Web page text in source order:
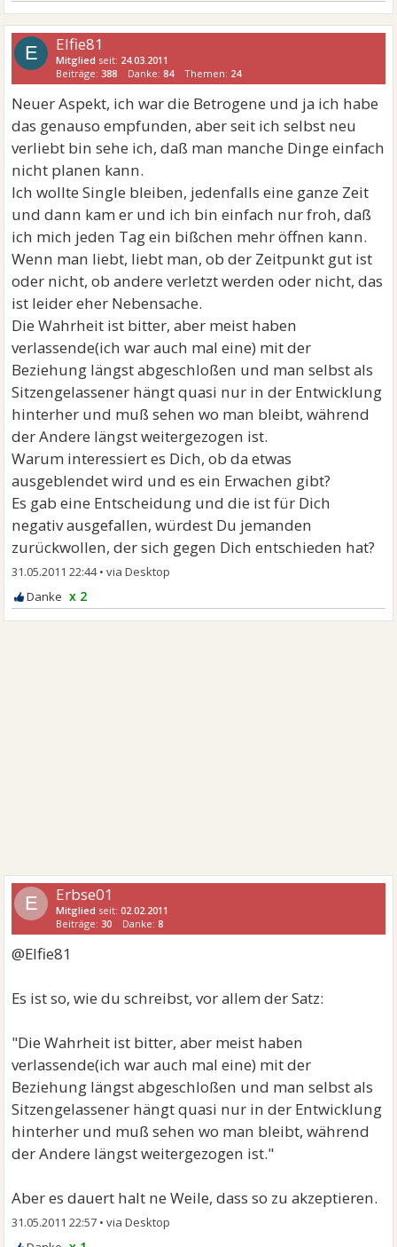
E Elfie81
Mitglied seit: 24.03.2011
Beiträge:388 Danke:84 Themen: 24
Neuer Aspekt, ich war die Betrogene und ja ich habe
das genauso empfunden, aber seit ich selbst neu
verliebt bin sehe ich, daß man manche Dinge einfach
nicht planen kann.
Ich wollte Single bleiben, jedenfalls eine ganze Zeit
und dann kam er und ich bin einfach nur froh, daß
ich mich jeden Tag ein bißchen mehr öffnen kann.
Wenn man liebt, liebt man, ob der Zeitpunkt gut ist
oder nicht, ob andere verletzt werden oder nicht, das
ist leider eher Nebensache.
Die Wahrheit ist bitter, aber meist haben
verlassende(ich war auch mal eine) mit der
Beziehung längst abgeschloßen und man selbst als
Sitzengelassener hängt quasi nur in der Entwicklung
hinterher und muß sehen wo man bleibt, während
der Andere längst weitergezogen ist.
Warum interessiert es Dich, ob da etwas
ausgeblendet wird und es ein Erwachen gibt?
Es gab eine Entscheidung und die ist für Dich
negativ ausgefallen, würdest Du jemanden
zurückwollen, der sich gegen Dich entschieden hat?
31.05.2011 22:44•
x 2
E Erbse01
Mitglied seit:02.02.2011
Beiträge:30 Danke:8
@Elfie81
Es ist so, wie du schreibst, vor allem der Satz:
"Die Wahrheit ist bitter, aber meist haben
verlassende(ich war auch mal eine) mit der
Beziehung längst abgeschloßen und man selbst als
Sitzengelassener hängt quasi nur in der Entwicklung
hinterher und muß sehen wo man bleibt, während
der Andere längst weitergezogen ist."
Aber es dauert halt ne Weile, dass so zu akzeptieren.
31.05.2011 22:57 •